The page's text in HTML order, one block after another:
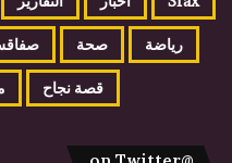
رياضة صحة
قصة نجاح